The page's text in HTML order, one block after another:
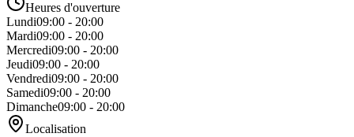
Heures d'ouverture
Lundi09:00 - 20:00
Mardi09:00 - 20:00
Mercredi09:00 - 20:00
Jeudi09:00 - 20:00
Vendredi09:00 - 20:00
Samedi09:00 - 20:00
Dimanche09:00 - 20:00
Localisation